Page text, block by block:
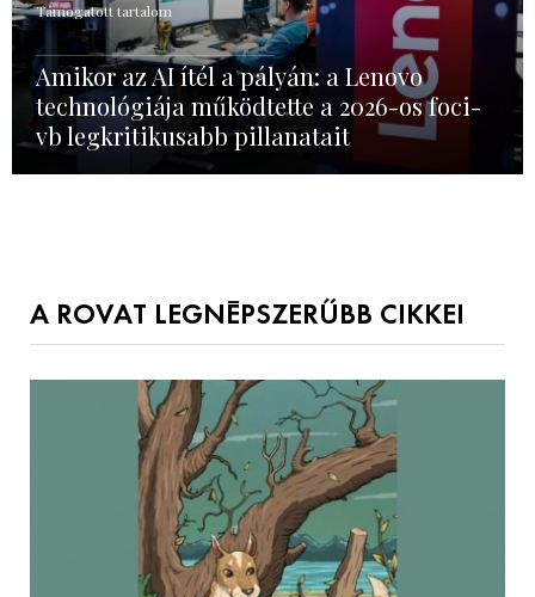
Támogatott tartalom
Amikor az AI ítél a pályán: a Lenovo
technológiája működtette a 2026-os foci-
vb legkritikusabb pillanatait
A ROVAT LEGNÉPSZERŰBB CIKKEI